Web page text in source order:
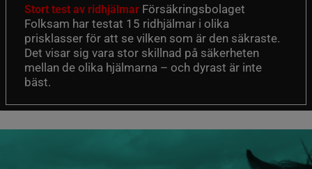
Stort test av ridhjälmar Försäkringsbolaget
Folksam har testat 15 ridhjälmar i olika
prisklasser för att se vilken som är den säkraste.
Det visar sig vara stor skillnad på säkerheten
mellan de olika hjälmarna – och dyrast är inte
bäst.